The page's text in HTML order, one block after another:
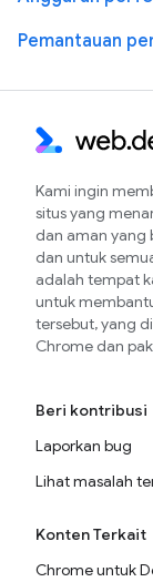
Pemantauan
Kami ingin
situs yang
dan aman yang
dan untuk
adalah tempat
untuk
tersebut, yang
Chrome dan
Beri kontribusi
Laporkan bug
Lihat masalah
Konten Terkait
Chrome untuk